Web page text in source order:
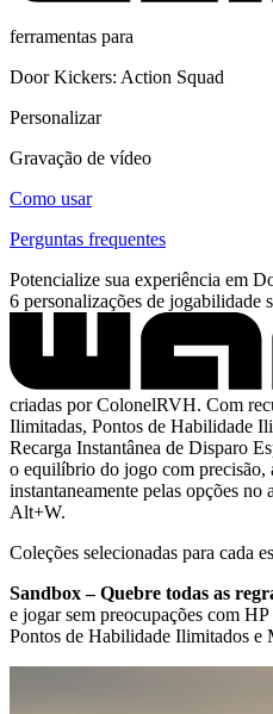
ferramentas para
Door Kickers: Action Squad
Personalizar
Gravação de vídeo
Como usar
Perguntas frequentes
Potencialize sua experiência em
6 personalizações de jogabilidade
criadas por ColonelRVH. Com
Ilimitadas, Pontos de Habilidade
Recarga Instantânea de Disparo
o equilíbrio do jogo com precisão,
instantaneamente pelas opções
Alt+W.
Coleções selecionadas para cada
Sandbox – Quebre todas as
e jogar sem preocupações com
Pontos de Habilidade Ilimitados e